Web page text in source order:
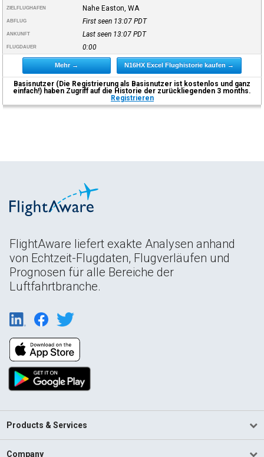
ZIELFLUGHAFEN Nahe Easton, WA
ABFLUG First seen 13:07 PDT
ANKUNFT Last seen 13:07 PDT
FLUGDAUER 0:00
Mehr → N16HX Excel Flughistorie kaufen →
Basisnutzer (Die Registrierung als Basisnutzer ist kostenlos und ganz
einfach!) haben Zugriff auf die Historie der zurückliegenden 3 months.
Registrieren
FlightAware liefert exakte Analysen anhand
von Echtzeit-Flugdaten, Flugverläufen und
Prognosen für alle Bereiche der
Luftfahrtbranche.
Products & Services
Company